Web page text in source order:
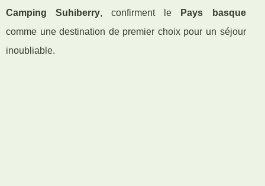
Camping Suhiberry, confirment le
Pays basque
comme une destination de premier choix pour un séjour
inoubliable.